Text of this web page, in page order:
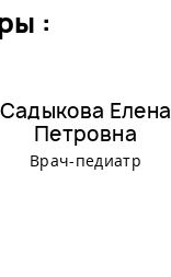
:
Садыкова Елена
Петровна
Врач-педиатр